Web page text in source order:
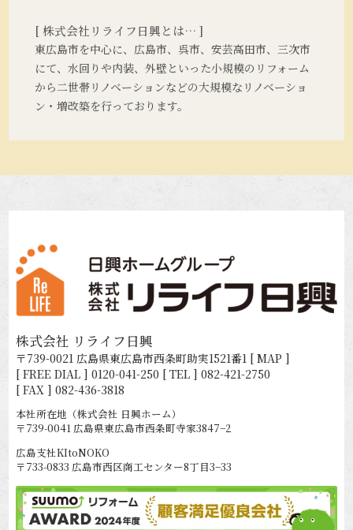
[ 株式会社リライフ日興とは… ]
東広島市を中心に、広島市、呉市、安芸高田市、三次市
にて、水回りや内装、外壁といった小規模のリフォーム
から二世帯リノベーションなどの大規模なリノベーショ
ン・増改築を行っております。
株式会社 リライフ日興
〒739-0021 広島県東広島市西条町助実1521番1 [ MAP ]
[ FREE DIAL ]0120-041-250 [ TEL ]082-421-2750
[ FAX ] 082-436-3818
本社所在地（株式会社 日興ホーム）
〒739-0041 広島県東広島市西条町寺家3847−2
広島支社KItoNOKO
〒733-0833 広島市西区商工センター8丁目3−33